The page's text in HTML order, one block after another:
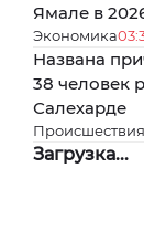
Ямале в
Экономика
Названа
38 человек
Салехарде
Происшествия
Загрузка...